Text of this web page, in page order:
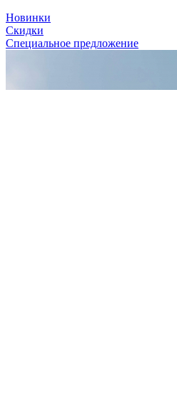
Новинки
Скидки
Специальное предложение